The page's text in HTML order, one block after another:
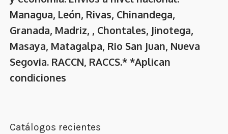
Managua, León, Rivas, Chinandega,
Granada, Madriz, , Chontales, Jinotega,
Masaya, Matagalpa, Rio San Juan, Nueva
Segovia. RACCN, RACCS.* *Aplican
condiciones
Catálogos recientes